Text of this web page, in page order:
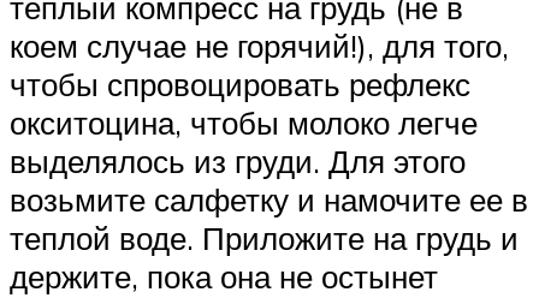
теплый компресс на грудь (не в
коем случае не горячий!), для того,
чтобы спровоцировать рефлекс
окситоцина, чтобы молоко легче
выделялось из груди. Для этого
возьмите салфетку и намочите ее в
теплой воде. Приложите на грудь и
держите, пока она не остынет